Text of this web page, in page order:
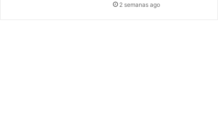
2 semanas ago